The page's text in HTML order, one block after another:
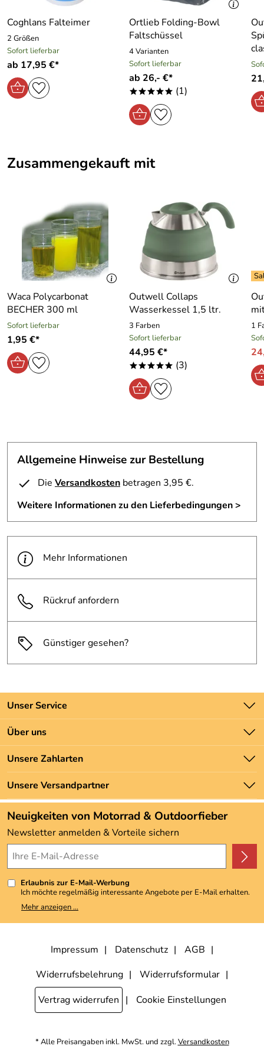
Coghlans Falteimer
2 Größen
Sofort lieferbar
ab 17,95 €*
Ortlieb Folding-Bowl
Faltschüssel
4 Varianten
Sofort lieferbar
ab 26,- €*
***** (1)
Zusammengekauft mit
Waca Polycarbonat
BECHER 300 ml
Sofort lieferbar
1,95 €*
Outwell Collaps
Wasserkessel 1,5 ltr.
3 Farben
Sofort lieferbar
44,95 €*
***** (3)
1
Allgemeine Hinweise zur Bestellung
Die Versandkosten betragen 3,95 €.
Weitere Informationen zu den Lieferbedingungen >
Mehr Informationen
Rückruf anfordern
Günstiger gesehen?
Unser Service
Kontakt
Batteriegesetz
Newsletter
Zahlung und Versand
Über uns
Unsere Bestseller
Marken
Neu
Angebote
Kundenbewertungen (3.492)
4,9/5*****
Unsere Zahlarten
Unsere Versandpartner
Neuigkeiten von Motorrad & Outdoorfieber
Newsletter anmelden & Vorteile sichern
Erlaubnis zur E-Mail-Werbung
Ich möchte regelmäßig interessante Angebote per E-Mail erhalten.
Meine E-Mail-Adresse wird nicht an andere Unternehmen
weitergegeben. Zu statistischen Zwecken wird in anonymer Form
kann ich jederzeit mit Wirkung für die Zukunft widerrufen, indem ich
den Link "Abmelden" am Ende des Newsletters anklicke. Die
Mehr anzeigen ...
Impressum Datenschutz
AGB
Widerrufsbelehrung
Widerrufsformular
Vertrag widerrufen
Cookie Einstellungen
* Alle Preisangaben inkl. MwSt. und zzgl.Versandkosten